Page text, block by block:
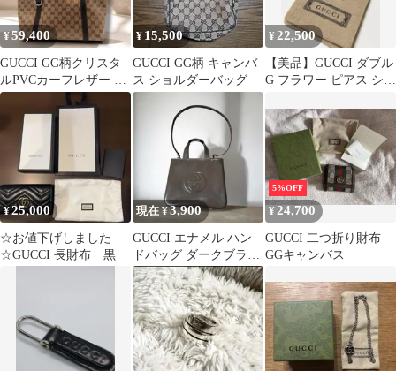
¥59,400
GUCCI GG柄クリスタ
ルPVCカーフレザー ト
ートバッグ
¥ 15,500
GUCCI GG柄 キャンバ
ス ショルダーバッグ
¥22,500
【美品】GUCCI ダブル
G フラワー ピアス シル
¥25,000
☆お値下げしました
☆GUCCI 長財布 黒
現在 ¥3,900
GUCCI エナメル ハン
ドバッグ ダークブラウ
ン
5%OFF
¥ 24,700
GUCCI 二つ折り財布
GGキャンバス